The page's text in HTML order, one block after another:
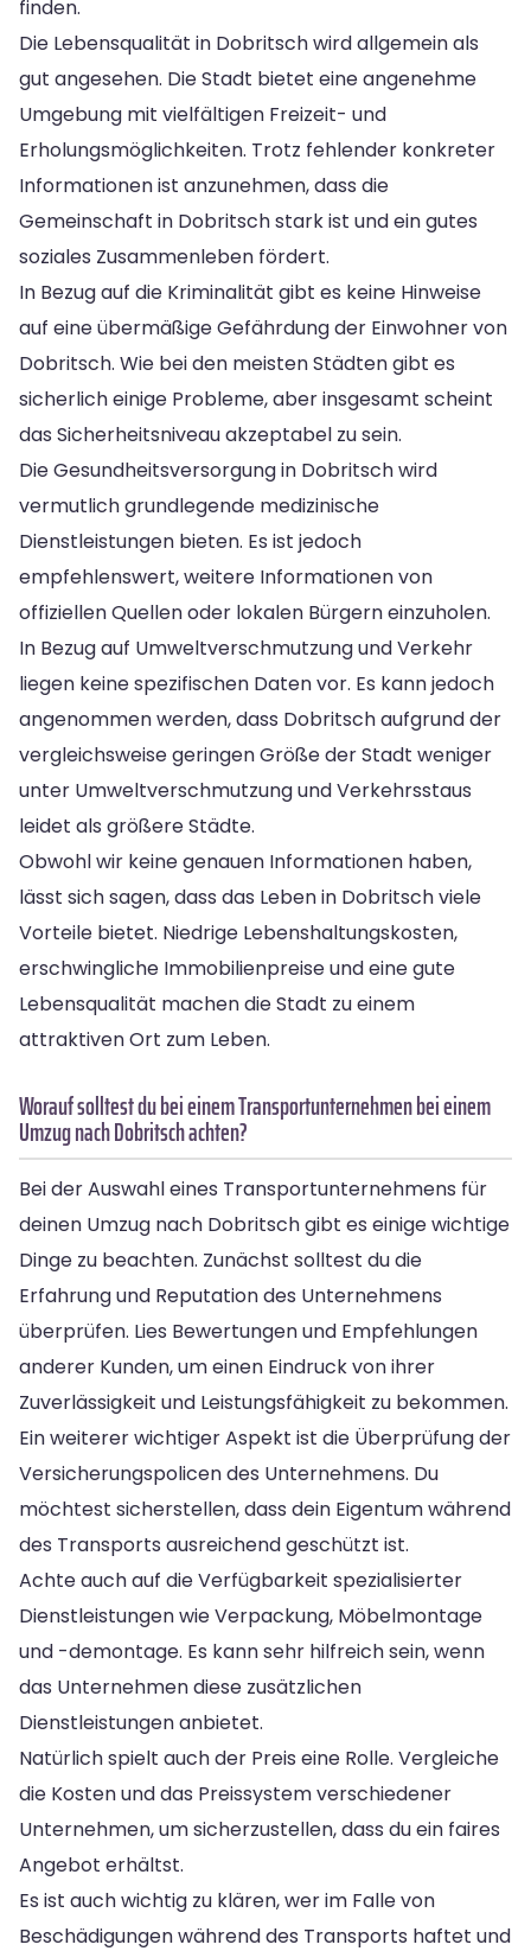
finden.
Die Lebensqualität in Dobritsch wird allgemein als
gut angesehen. Die Stadt bietet eine angenehme
Umgebung mit vielfältigen Freizeit- und
Erholungsmöglichkeiten. Trotz fehlender konkreter
Informationen ist anzunehmen, dass die
Gemeinschaft in Dobritsch stark ist und ein gutes
soziales Zusammenleben fördert.
In Bezug auf die Kriminalität gibt es keine Hinweise
auf eine übermäßige Gefährdung der Einwohner von
Dobritsch. Wie bei den meisten Städten gibt es
sicherlich einige Probleme, aber insgesamt scheint
das Sicherheitsniveau akzeptabel zu sein.
Die Gesundheitsversorgung in Dobritsch wird
vermutlich grundlegende medizinische
Dienstleistungen bieten. Es ist jedoch
empfehlenswert, weitere Informationen von
offiziellen Quellen oder lokalen Bürgern einzuholen.
In Bezug auf Umweltverschmutzung und Verkehr
liegen keine spezifischen Daten vor. Es kann jedoch
angenommen werden, dass Dobritsch aufgrund der
vergleichsweise geringen Größe der Stadt weniger
unter Umweltverschmutzung und Verkehrsstaus
leidet als größere Städte.
Obwohl wir keine genauen Informationen haben,
lässt sich sagen, dass das Leben in Dobritsch viele
Vorteile bietet. Niedrige Lebenshaltungskosten,
erschwingliche Immobilienpreise und eine gute
Lebensqualität machen die Stadt zu einem
attraktiven Ort zum Leben.
Worauf solltest du bei einem Transportunternehmen bei einem
Umzug nach Dobritsch achten?
Bei der Auswahl eines Transportunternehmens für
deinen Umzug nach Dobritsch gibt es einige wichtige
Dinge zu beachten. Zunächst solltest du die
Erfahrung und Reputation des Unternehmens
überprüfen. Lies Bewertungen und Empfehlungen
anderer Kunden, um einen Eindruck von ihrer
Zuverlässigkeit und Leistungsfähigkeit zu bekommen.
Ein weiterer wichtiger Aspekt ist die Überprüfung der
Versicherungspolicen des Unternehmens. Du
möchtest sicherstellen, dass dein Eigentum während
des Transports ausreichend geschützt ist.
Achte auch auf die Verfügbarkeit spezialisierter
Dienstleistungen wie Verpackung, Möbelmontage
und -demontage. Es kann sehr hilfreich sein, wenn
das Unternehmen diese zusätzlichen
Dienstleistungen anbietet.
Natürlich spielt auch der Preis eine Rolle. Vergleiche
die Kosten und das Preissystem verschiedener
Unternehmen, um sicherzustellen, dass du ein faires
Angebot erhältst.
Es ist auch wichtig zu klären, wer im Falle von
Beschädigungen während des Transports haftet und